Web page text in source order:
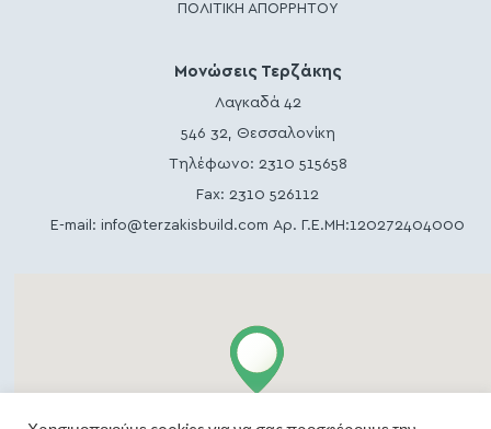
ΠΟΛΙΤΙΚΗ ΑΠΟΡΡΗΤΟΥ
Μονώσεις Τερζάκης
Λαγκαδά 42
546 32, Θεσσαλονίκη
Τηλέφωνο: 2310 515658
Fax: 2310 526112
E-mail:info@terzakisbuild.com Αρ. Γ.Ε.ΜΗ:120272404000